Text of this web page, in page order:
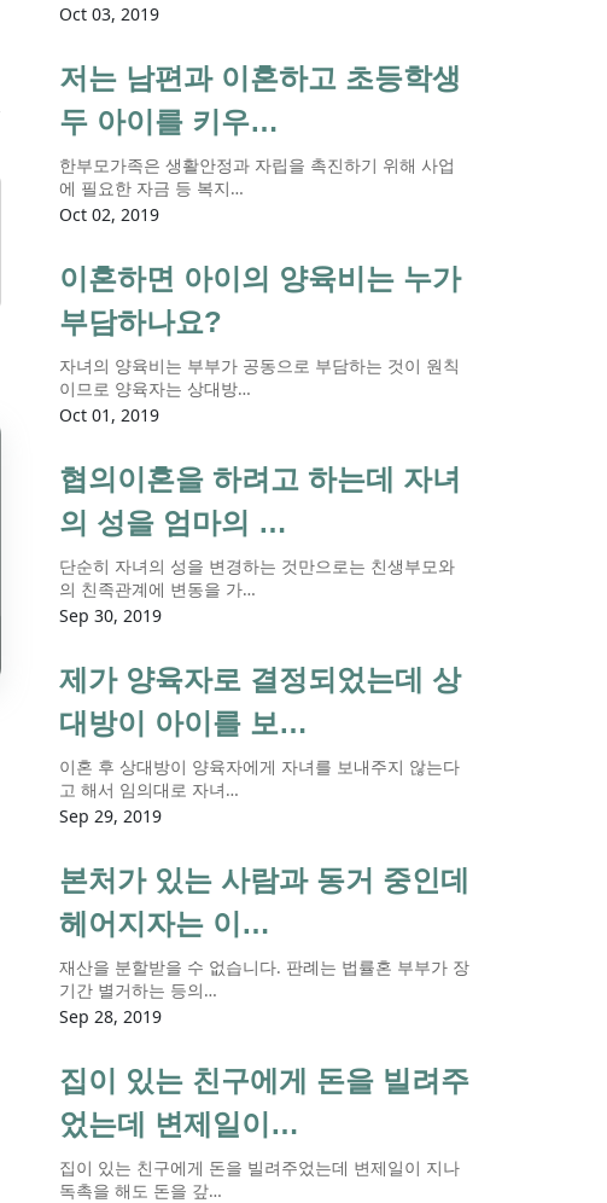
Oct 03, 2019
저는 남편과 이혼하고 초등학생
두 아이를 키우…
한부모가족은 생활안정과 자립을 촉진하기 위해 사업
에 필요한 자금 등 복지…
Oct 02, 2019
이혼하면 아이의 양육비는 누가
부담하나요?
자녀의 양육비는 부부가 공동으로 부담하는 것이 원칙
이므로 양육자는 상대방…
Oct 01, 2019
협의이혼을 하려고 하는데 자녀
의 성을 엄마의 …
단순히 자녀의 성을 변경하는 것만으로는 친생부모와
의 친족관계에 변동을 가…
Sep 30, 2019
제가 양육자로 결정되었는데 상
대방이 아이를 보…
이혼 후 상대방이 양육자에게 자녀를 보내주지 않는다
고 해서 임의대로 자녀…
Sep 29, 2019
본처가 있는 사람과 동거 중인데
헤어지자는 이…
재산을 분할받을 수 없습니다. 판례는 법률혼 부부가 장
기간 별거하는 등의…
Sep 28, 2019
집이 있는 친구에게 돈을 빌려주
었는데 변제일이…
집이 있는 친구에게 돈을 빌려주었는데 변제일이 지나
독촉을 해도 돈을 갚…